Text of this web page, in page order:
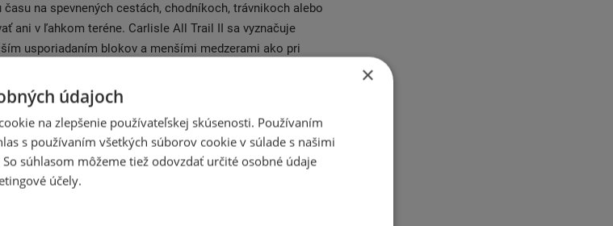
na spevnených cestách, chodníkoch, trávnikoch alebo
ani v ľahkom teréne. Carlisle All Trail II sa vyznačuje
usporiadaním blokov a menšími medzerami ako pri
Vďaka tomu je jazda s Carlisle All Trail II komfortnejšia
aj Carlisle All Trail II minimalizuje poškodenie
čo je dôležité pre užívateľov, ktorí jazdia po trávnikoch
All Trail II je vyrobená z odolnej zmesi, ktorá zaisťuje dlhú
aj pri častom používaní na tvrdom povrchu.
a dlhodobej výdrže. Carlisle All Trail II je pneu,
×
údajoch
na zlepšenie používateľskej skúsenosti. Používaním
s používaním všetkých súborov cookie v súlade s našimi
súhlasom môžeme tiež odovzdať určité osobné údaje
účely.